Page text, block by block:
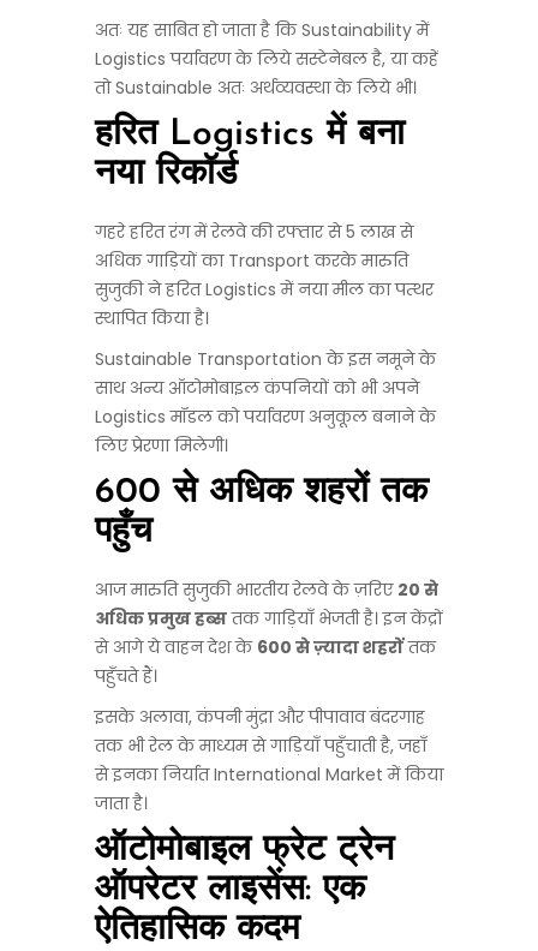
अतः यह साबित हो जाता है कि Sustainability में
Logistics पर्यावरण के लिये सस्टेनेबल है, या कहें
तो Sustainable अतः अर्थव्यवस्था के लिये भी।
हरित Logistics में बना
नया रिकॉर्ड
गहरे हरित रंग में रेलवे की रफ्तार से 5 लाख से
अधिक गाड़ियों का Transport करके मारुति
सुजुकी ने हरित Logistics में नया मील का पत्थर
स्थापित किया है।
Sustainable Transportation के इस नमूने के
साथ अन्य ऑटोमोबाइल कंपनियों को भी अपने
Logistics मॉडल को पर्यावरण अनुकूल बनाने के
लिए प्रेरणा मिलेगी।
600 से अधिक शहरों तक
पहुँच
आज मारुति सुजुकी भारतीय रेलवे के ज़रिए 20 से
अधिक प्रमुख हब्सतक गाड़ियाँ भेजती है। इन केंद्रों
से आगे ये वाहन देश के 600 से ज़्यादा शहरोंतक
पहुँचते हैं।
इसके अलावा, कंपनी मुंद्रा और पीपावाव बंदरगाह
तक भी रेल के माध्यम से गाड़ियाँ पहुँचाती है, जहाँ
से इनका निर्यात International Market में किया
जाता है।
ऑटोमोबाइल फ्रेट ट्रेन
ऑपरेटर लाइसेंस: एक
ऐतिहासिक कदम